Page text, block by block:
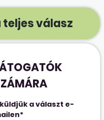
válasz
a választ e-